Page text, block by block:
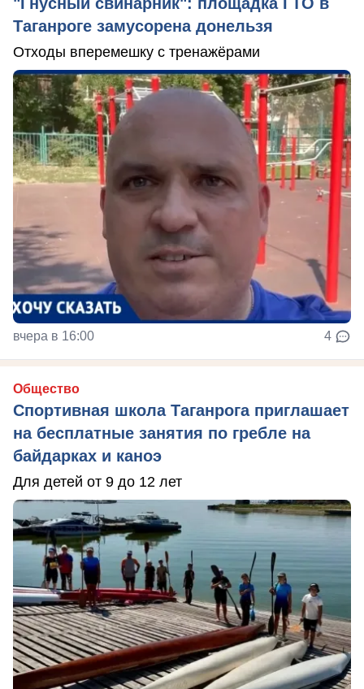
Таганроге замусорена донельзя
Отходы вперемешку с тренажёрами
вчера в 16:00 4
Общество
Спортивная школа Таганрога приглашает
на бесплатные занятия по гребле на
байдарках и каноэ
Для детей от 9 до 12 лет